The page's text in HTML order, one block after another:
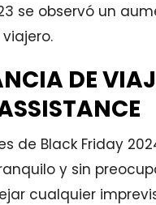
se observó un
DE
de Black Friday
y sin
cualquier